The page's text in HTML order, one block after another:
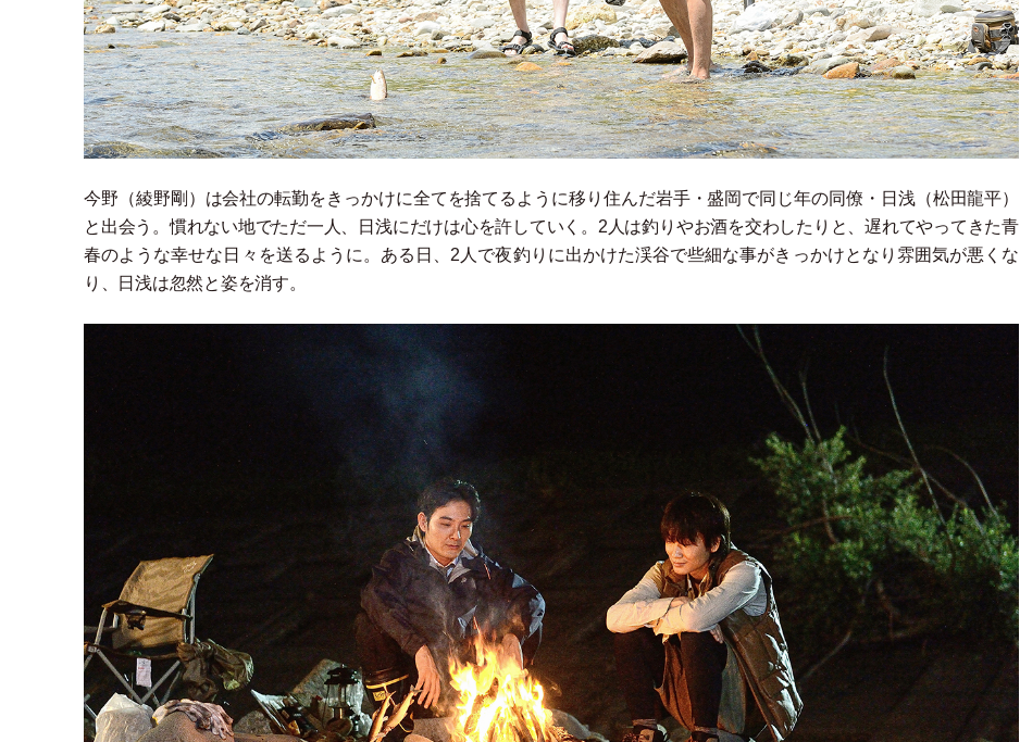
今野 （綾野剛 ） は会社の転勤をきっかけに全てを捨てるように移り住んだ岩手・ 盛岡で同じ年の同僚 ・ 日浅（松田龍平）
と出会う。慣れない地でただ一人、日浅にだけは心を許していく。2人は釣りやお酒を交わしたりと、遅れてやってきた青
春のような幸せな日々を送るように。ある日、2人で夜釣りに出かけた渓谷で些細な事がきっかけとなり雰囲気が悪くな
り、日浅は忽然と姿を消す。